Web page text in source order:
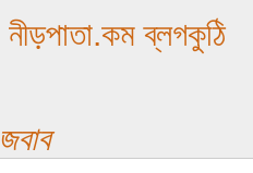
নীড়পাতা.কম ব্লগকুঠি
জবাব